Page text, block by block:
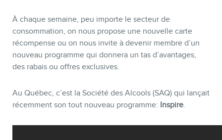
BOUTIQUE
À chaque semaine, peu importe le secteur de
consommation, on nous propose une nouvelle carte
récompense ou on nous invite à devenir membre d’un
nouveau programme qui donnera un tas d’avantages,
des rabais ou offres exclusives.
Au Québec, c’est la Société des Alcools (SAQ) qui lançait
récemment son tout nouveau programme: Inspire.